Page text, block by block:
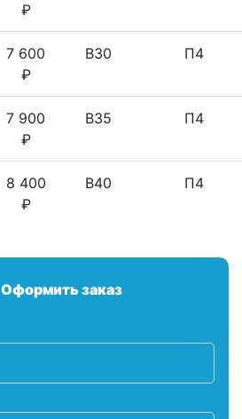
₽
7 600
₽
B30 П4
7 900
₽
B35 П4
8 400
₽
B40 П4
Оформить заказ